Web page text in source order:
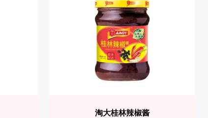
淘大桂林辣椒酱